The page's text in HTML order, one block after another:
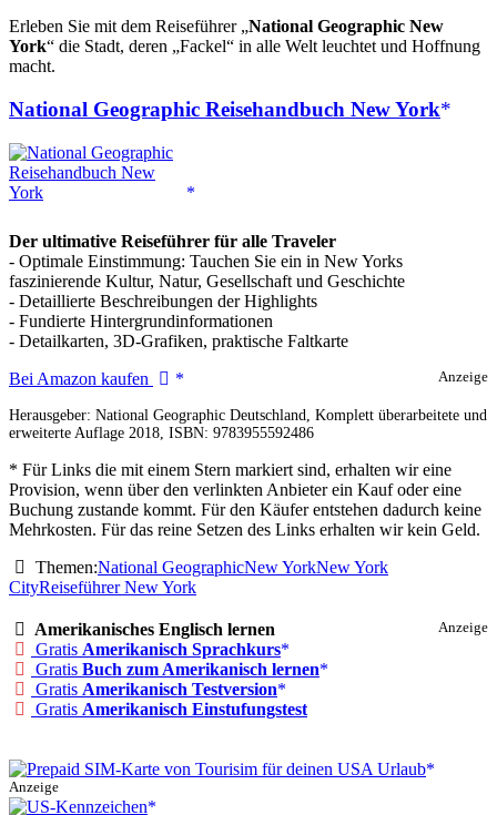
Erleben Sie mit dem Reiseführer „National Geographic New
York“ die Stadt, deren „Fackel“ in alle Welt leuchtet und Hoffnung
macht.
National Geographic Reisehandbuch New York
Der ultimative Reiseführer für alle Traveler
- Optimale Einstimmung: Tauchen Sie ein in New Yorks
faszinierende Kultur, Natur, Gesellschaft und Geschichte
- Detaillierte Beschreibungen der Highlights
- Fundierte Hintergrundinformationen
- Detailkarten, 3D-Grafiken, praktische Faltkarte
Anzeige
National
Reisehandbuch
New
Bei Amazon kaufen
Herausgeber: National Geographic Deutschland, Komplett überarbeitete und
erweiterte Auflage 2018, ISBN: 9783955592486
* Für Links die mit einem Stern markiert sind, erhalten wir eine
Provision, wenn über den verlinkten Anbieter ein Kauf oder eine
Buchung zustande kommt. Für den Käufer entstehen dadurch keine
Mehrkosten. Für das reine Setzen des Links erhalten wir kein Geld.
Themen:National GeographicNew YorkNew York
CityReiseführer New York
Anzeige
Amerikanisches Englisch lernen
Gratis Amerikanisch Sprachkurs
Gratis Buch zum Amerikanisch lernen
Gratis Amerikanisch Testversion
Gratis Amerikanisch Einstufungstest
Anzeige